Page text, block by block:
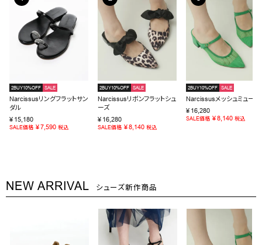
2BUY10%OFF SALE
Narcissusリングフラットサン
ダル
¥ 15,180
SALE価格 ¥7,590 税込
2BUY10%OFF SALE
Narcissusリボンフラットシュ
ーズ
¥ 16,280
SALE価格 ¥8,140 税込
2BUY10%OFF SALE
Narcissusメッシュミュール
¥ 16,280
SALE価格 ¥8,140 税込
NEW ARRIVAL シューズ新作商品